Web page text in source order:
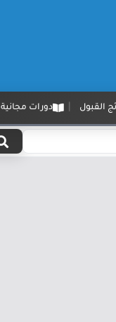
القبول دورات مجانية